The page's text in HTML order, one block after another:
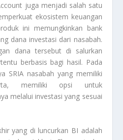
juga menjadi salah satu
ekosistem keuangan
ini memungkinkan bank
dana investasi dari nasabah.
dana tersebut di salurkan
berbasis bagi hasil. Pada
SRIA nasabah yang memiliki
memiliki opsi untuk
melalui investasi yang sesuai
yang di luncurkan BI adalah